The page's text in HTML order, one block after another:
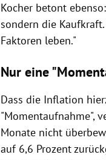
Kocher betont
sondern die
Faktoren leben."
Nur eine
Dass die Inflation
"Momentaufnahme",
Monate nicht
auf 6,6 Prozent